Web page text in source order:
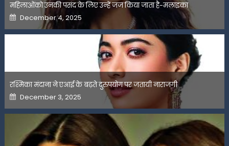
महिलाओंको उनकी पसंद के लिए उन्हें जज किया जाता है-मलाइका
Posted
on
December 4, 2025
रश्मिका मंदाना ने एआई के बढ़ते दुरुपयोग पर जतायी नाराजगी
Posted
on
December 3, 2025